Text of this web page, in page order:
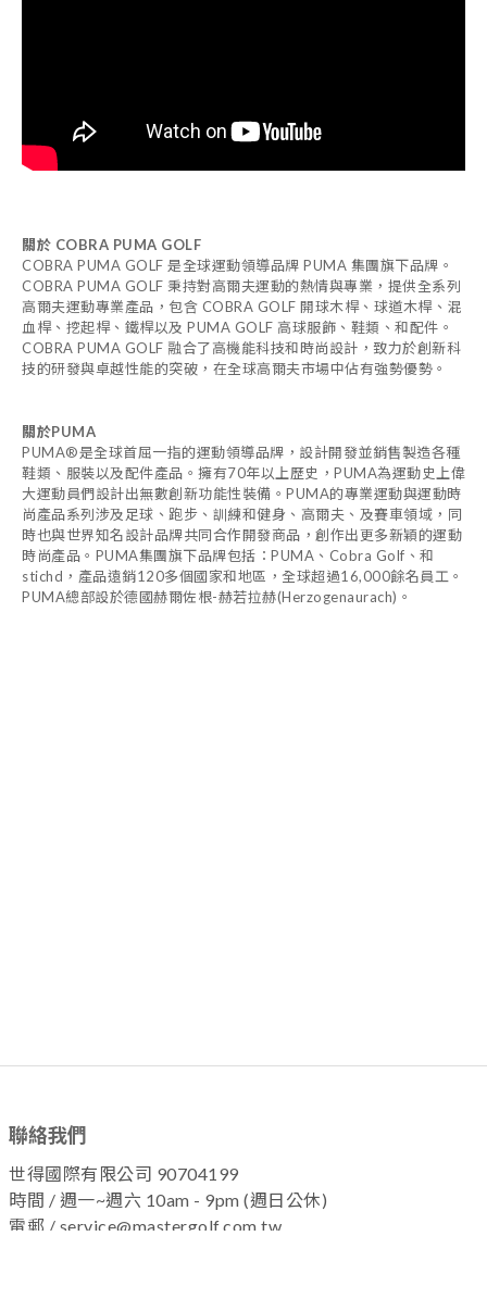
關於 COBRA PUMA GOLF
COBRA PUMA GOLF 是全球運動領導品牌 PUMA 集團旗下品牌。
COBRA PUMA GOLF 秉持對高爾夫運動的熱情與專業，提供全系列
高爾夫運動專業產品，包含 COBRA GOLF 開球木桿、球道木桿、混
血桿、挖起桿、鐵桿以及 PUMA GOLF 高球服飾、鞋類、和配件。
COBRA PUMA GOLF 融合了高機能科技和時尚設計，致力於創新科
技的研發與卓越性能的突破，在全球高爾夫市場中佔有強勢優勢。
關於PUMA
PUMA®是全球首屈一指的運動領導品牌，設計開發並銷售製造各種
鞋類、服裝以及配件產品。擁有70年以上歷史，PUMA為運動史上偉
大運動員們設計出無數創新功能性裝備。PUMA的專業運動與運動時
尚產品系列涉及足球、跑步、訓練和健身、高爾夫、及賽車領域，同
時也與世界知名設計品牌共同合作開發商品，創作出更多新穎的運動
時尚產品。PUMA集團旗下品牌包括：PUMA、Cobra Golf、和
stichd，產品遠銷120多個國家和地區，全球超過16,000餘名員工。
PUMA總部設於德國赫爾佐根-赫若拉赫(Herzogenaurach)。
聯絡我們
世得國際有限公司 90704199
時間 / 週一~週六 10am - 9pm (週日公休)
電郵 / service@mastergolf.com.tw